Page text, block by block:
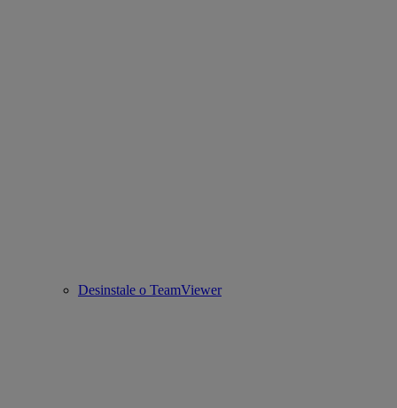
Desinstale o TeamViewer